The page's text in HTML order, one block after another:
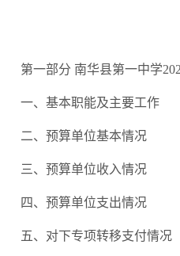
第一部分 南华县第一中学
一、基本职能及主要工作
二、预算单位基本情况
三、预算单位收入情况
四、 预算单位支出情况
五、 对下专项转移支付情况